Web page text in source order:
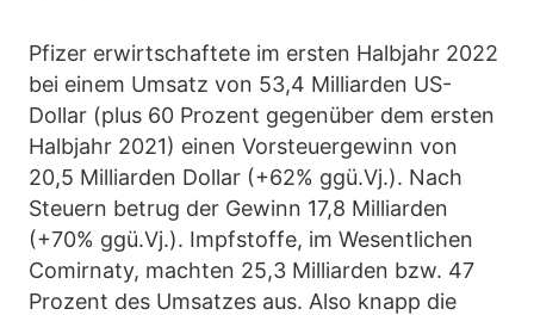
Pfizer erwirtschaftete im ersten Halbjahr 2022
bei einem Umsatz von 53,4 Milliarden US-
Dollar (plus 60 Prozent gegenüber dem ersten
Halbjahr 2021) einen Vorsteuergewinn von
20,5 Milliarden Dollar (+62% ggü.Vj.). Nach
Steuern betrug der Gewinn 17,8 Milliarden
(+70% ggü.Vj.). Impfstoffe, im Wesentlichen
Comirnaty, machten 25,3 Milliarden bzw. 47
Prozent des Umsatzes aus. Also knapp die